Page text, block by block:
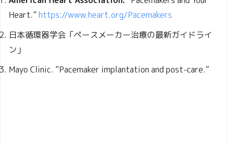
Heart.”https://www.heart.org/Pacemakers
日本循環器学会「ペースメーカー治療の最新ガイドライ
ン」
Mayo Clinic. “Pacemaker implantation and post-care.”